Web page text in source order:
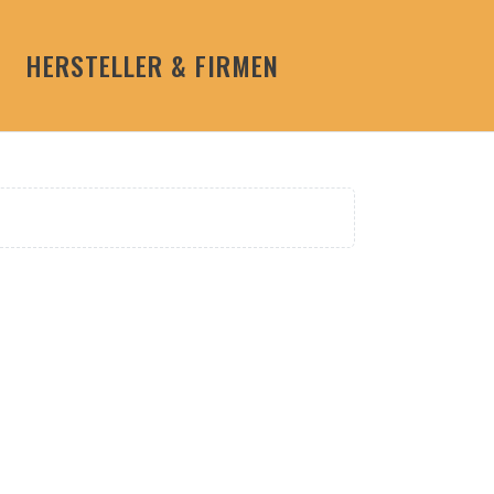
HERSTELLER & FIRMEN